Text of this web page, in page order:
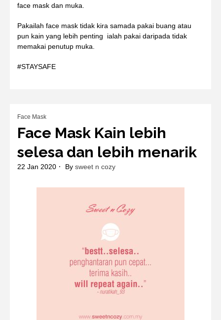
face mask dan muka.
Pakailah face mask tidak kira samada pakai buang atau
pun kain yang lebih penting ialah pakai daripada tidak
memakai penutup muka.
#STAYSAFE
Face Mask
Face Mask Kain lebih
selesa dan lebih menarik
22 Jan 2020 By sweet n cozy